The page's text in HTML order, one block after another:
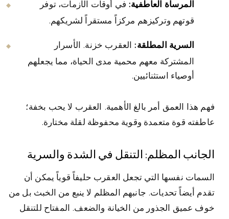
المرساة العاطفية:في أوقات الأزمات، توفر
قوتهم وتركيزهم مركزاً مستقراً لشريكهم.
السرية المطلقة:العقرب خزنة. الأسرار
المشتركة معهم محمية مدى الحياة، مما يجعلهم
أوصياء استثنائيين.
فهم هذا العمق أمر بالغ الأهمية. العقرب لا يحب بخفة؛
عاطفته قوة متعمدة وقوية محفوظة لقلة مختارة.
الجانب المظلم: التنقل في الشدة والسرية
السمات نفسها التي تجعل العقرب حليفاً قوياً يمكن أن
تقدم أيضاً تحديات. جانبهم المظلم لا ينبع من الخبث بل من
خوف عميق الجذور من الخيانة والضعف. المفتاح للتنقل